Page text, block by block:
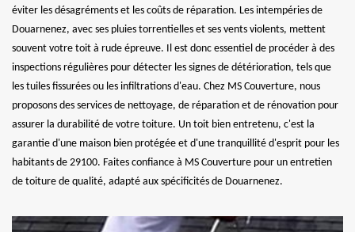
éviter les désagréments et les coûts de réparation. Les intempéries de
Douarnenez, avec ses pluies torrentielles et ses vents violents, mettent
souvent votre toit à rude épreuve. Il est donc essentiel de procéder à des
inspections régulières pour détecter les signes de détérioration, tels que
les tuiles fissurées ou les infiltrations d'eau. Chez MS Couverture, nous
proposons des services de nettoyage, de réparation et de rénovation pour
assurer la durabilité de votre toiture. Un toit bien entretenu, c'est la
garantie d'une maison bien protégée et d'une tranquillité d'esprit pour les
habitants de 29100. Faites confiance à MS Couverture pour un entretien
de toiture de qualité, adapté aux spécificités de Douarnenez.